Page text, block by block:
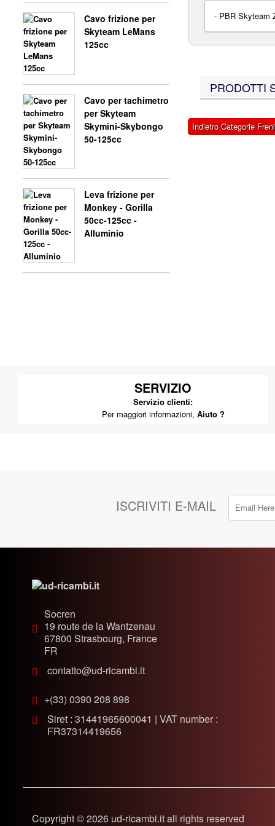
Cavo frizione per
Skyteam LeMans
125cc
Cavo per tachimetro
per Skyteam
Skymini-Skybongo
50-125cc
Leva frizione per
Monkey - Gorilla
50cc-125cc -
Alluminio
- PBR Skyteam
PRODOTTI
Indietro Categorie Freni
SERVIZIO
Servizio clienti:
Per maggiori informazioni, Aiuto ?
ISCRIVITI E-MAIL
Socren
19 route de la Wantzenau
67800 Strasbourg, France
FR
contatto@ud-ricambi.it
+(33) 0390 208 898
Siret : 31441965600041 | VAT number :
FR37314419656
Copyright © 2026 ud-ricambi.it all rights reserved